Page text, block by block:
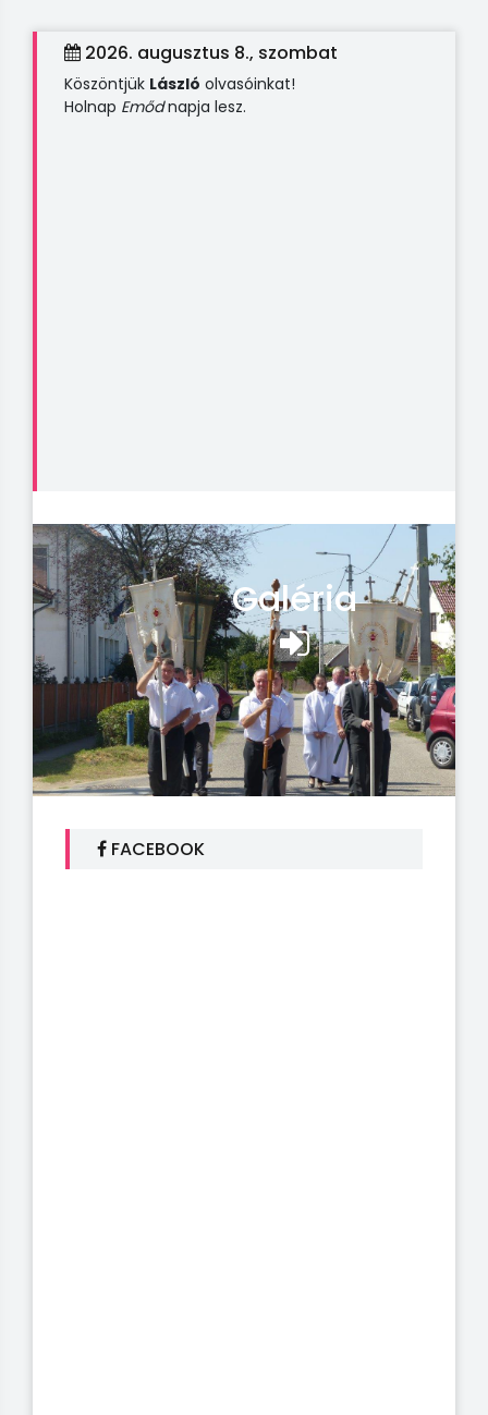
2026. augusztus 8., szombat
Köszöntjük László olvasóinkat!
Holnap Emődnapja lesz.
Galéria
FACEBOOK